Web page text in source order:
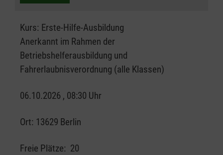
Kurs: Erste-Hilfe-Ausbildung
Anerkannt im Rahmen der
Betriebshelferausbildung und
Fahrerlaubnisverordnung (alle Klassen)
06.10.2026 , 08:30 Uhr
Ort: 13629 Berlin
Freie Plätze: 20